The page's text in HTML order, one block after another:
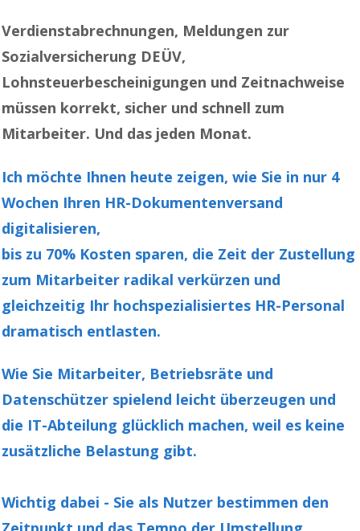
Verdienstabrechnungen, Meldungen zur
Sozialversicherung DEÜV,
Lohnsteuerbescheinigungen und Zeitnachweise
müssen korrekt, sicher und schnell zum
Mitarbeiter. Und das jeden Monat.
Ich möchte Ihnen heute zeigen, wie Sie in nur 4
Wochen Ihren HR-Dokumentenversand
digitalisieren,
bis zu 70% Kosten sparen, die Zeit der Zustellung
zum Mitarbeiter radikal verkürzen und
gleichzeitig Ihr hochspezialisiertes HR-Personal
dramatisch entlasten.
Wie Sie Mitarbeiter, Betriebsräte und
Datenschützer spielend leicht überzeugen und
die IT-Abteilung glücklich machen, weil es keine
zusätzliche Belastung gibt.
Wichtig dabei - Sie als Nutzer bestimmen den